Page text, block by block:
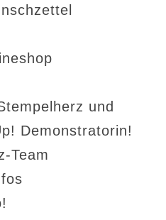
und
Demonstratorin!
Team